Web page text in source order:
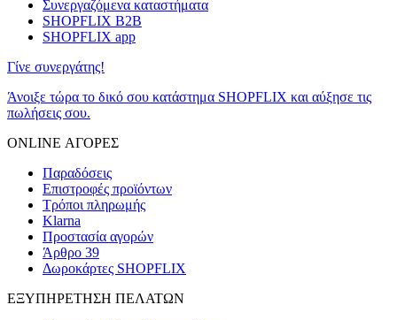
Συνεργαζόμενα καταστήματα
SHOPFLIX B2B
SHOPFLIX app
Γίνε συνεργάτης!
Άνοιξε τώρα το δικό σου κατάστημα SHOPFLIX και αύξησε τις
πωλήσεις σου.
ONLINE ΑΓΟΡΕΣ
Παραδόσεις
Επιστροφές προϊόντων
Τρόποι πληρωμής
Klarna
Προστασία αγορών
Άρθρο 39
Δωροκάρτες SHOPFLIX
ΕΞΥΠΗΡΕΤΗΣΗ ΠΕΛΑΤΩΝ